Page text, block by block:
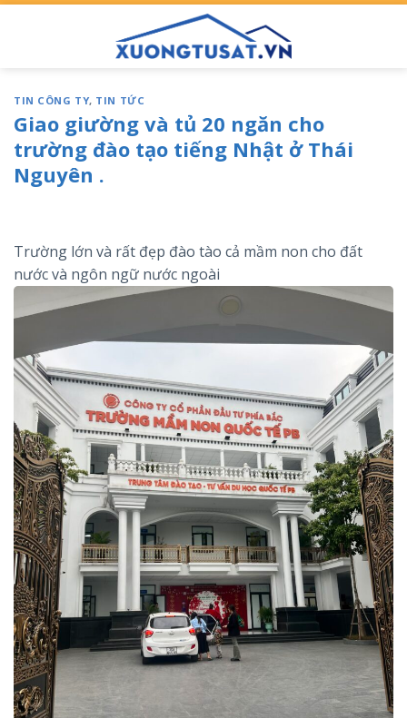
Skip
TIN CÔNG TY, TIN TỨC
Giao giường và tủ 20 ngăn cho
trường đào tạo tiếng Nhật ở Thái
Nguyên .
Trường lớn và rất đẹp đào tào cả mầm non cho đất
nước và ngôn ngữ nước ngoài